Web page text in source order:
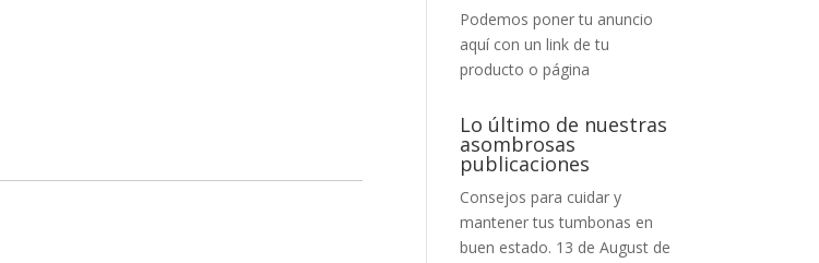
Podemos poner tu anuncio
aquí con un link de tu
producto o página
Lo último de nuestras
asombrosas
publicaciones
Consejos para cuidar y
mantener tus tumbonas en
buen estado. 13 de August de